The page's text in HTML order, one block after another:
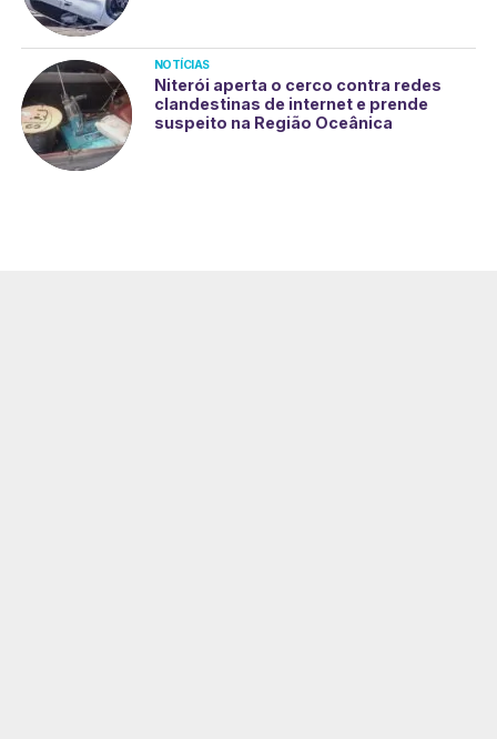
NOTÍCIAS
Niterói aperta o cerco contra redes
clandestinas de internet e prende
suspeito na Região Oceânica